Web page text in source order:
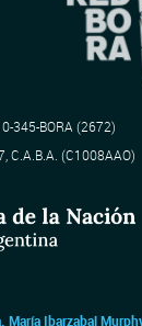
345-BORA (2672)
C.A.B.A. (C1008AAO)
María Ibarzabal